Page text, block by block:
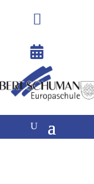

